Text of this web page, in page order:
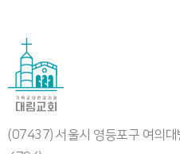
(07437) 서울시 영등포구 여의